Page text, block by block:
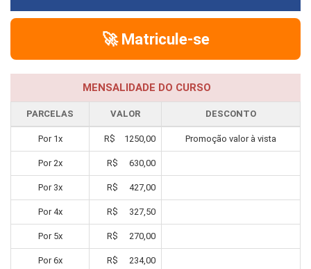
🚀 Matricule-se
MENSALIDADE DO CURSO
PARCELAS VALOR DESCONTO
Por 1x R$ 1250,00 Promoção valor à vista
Por2x R$ 630,00
Por 3x R$ 427,00
Por4x R$ 327,50
Por 5x R$ 270,00
Por6x R$ 234,00